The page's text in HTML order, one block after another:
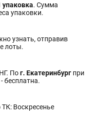
упаковка. Сумма
упаковки.
узнать, отправив
лоты.
Пог. Екатеринбург при
бесплатна.
Воскресенье